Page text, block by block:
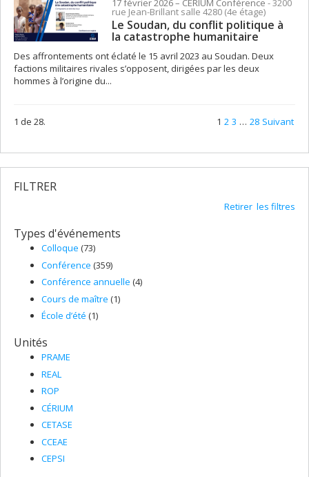
17 février 2026– CÉRIUM Conférence- 3200
rue Jean-Brillant salle 4280 (4e étage)
Le Soudan, du conflit politique à
la catastrophe humanitaire
Des affrontements ont éclaté le 15 avril 2023 au Soudan. Deux
factions militaires rivales s’opposent, dirigées par les deux
hommes à l’origine du...
1 de 28. 1 2 3 … 28 Suivant
FILTRER
Retirer les filtres
Types d'événements
Colloque (73)
Conférence (359)
Conférence annuelle (4)
Cours de maître (1)
École d’été (1)
Unités
PRAME
REAL
ROP
CÉRIUM
CETASE
CCEAE
CEPSI